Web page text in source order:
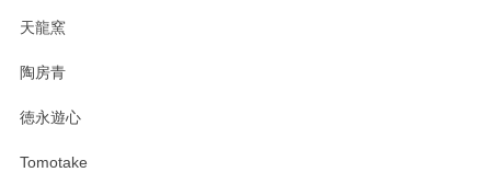
天龍窯
陶房青
徳永遊心
Tomotake